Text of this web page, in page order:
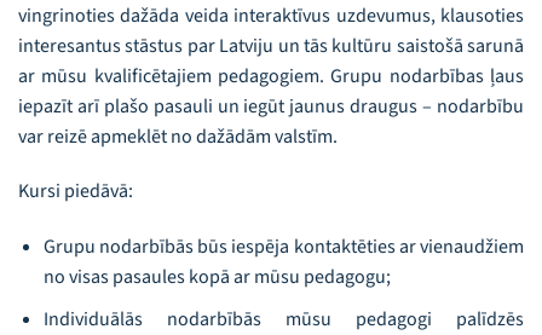
vingrinoties dažāda veida interaktīvus uzdevumus, klausoties
interesantus stāstus par Latviju un tās kultūru saistošā sarunā
ar mūsu kvalificētajiem pedagogiem. Grupu nodarbības ļaus
iepazīt arī plašo pasauli un iegūt jaunus draugus – nodarbību
var reizē apmeklēt no dažādām valstīm.
Kursi piedāvā:
Grupu nodarbībās būs iespēja kontaktēties ar vienaudžiem
no visas pasaules kopā ar mūsu pedagogu;
Individuālās nodarbībās mūsu pedagogi palīdzēs